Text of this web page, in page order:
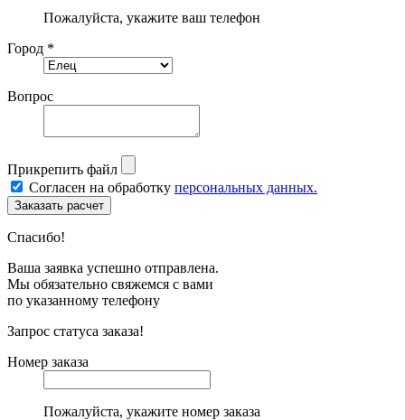
Пожалуйста, укажите ваш телефон
Город *
Вопрос
Прикрепить файл
Согласен на обработку персональных данных.
Спасибо!
Ваша заявка успешно отправлена.
Мы обязательно свяжемся с вами
по указанному телефону
Запрос статуса заказа!
Номер заказа
Пожалуйста, укажите номер заказа